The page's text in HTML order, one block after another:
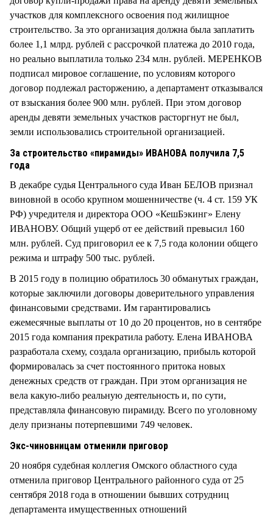
участков для комплексного освоения под жилищное
строительство. За это организация должна была заплатить
более 1,1 млрд. рублей с рассрочкой платежа до 2010 года,
но реально выплатила только 234 млн. рублей. МЕРЕНКОВ
подписал мировое соглашение, по условиям которого
договор подлежал расторжению, а департамент отказывался
от взыскания более 900 млн. рублей. При этом договор
аренды девяти земельных участков расторгнут не был,
земли использовались строительной организацией.
За строительство «пирамиды» ИВАНОВА получила 7,5
года
В декабре судья Центрального суда Иван БЕЛОВ признал
виновной в особо крупном мошенничестве (ч. 4 ст. 159 УК
РФ) учредителя и директора ООО «КешБэкинг» Елену
ИВАНОВУ. Общий ущерб от ее действий превысил 160
млн. рублей. Суд приговорил ее к 7,5 года колонии общего
режима и штрафу 500 тыс. рублей.
В 2015 году в полицию обратилось 30 обманутых граждан,
которые заключили договоры доверительного управления
финансовыми средствами. Им гарантировались
ежемесячные выплаты от 10 до 20 процентов, но в сентябре
2015 года компания прекратила работу. Елена ИВАНОВА
разработала схему, создала организацию, прибыль которой
формировалась за счет постоянного притока новых
денежных средств от граждан. При этом организация не
вела какую-либо реальную деятельность и, по сути,
представляла финансовую пирамиду. Всего по уголовному
делу признаны потерпевшими 749 человек.
Экс-чиновницам отменили приговор
20 ноября судебная коллегия Омского областного суда
отменила приговор Центрального районного суда от 25
сентября 2018 года в отношении бывших сотрудниц
департамента имущественных отношений